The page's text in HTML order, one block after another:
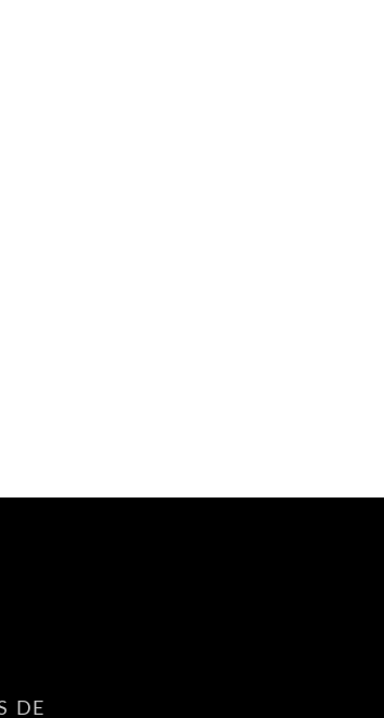
DE